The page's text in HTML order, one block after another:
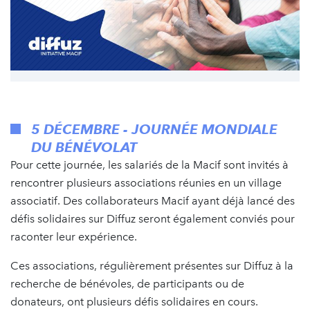
5 DÉCEMBRE - JOURNÉE MONDIALE
DU BÉNÉVOLAT
Pour cette journée, les salariés de la Macif sont invités à
rencontrer plusieurs associations réunies en un village
associatif. Des collaborateurs Macif ayant déjà lancé des
défis solidaires sur Diffuz seront également conviés pour
raconter leur expérience.
Ces associations, régulièrement présentes sur Diffuz à la
recherche de bénévoles, de participants ou de
donateurs, ont plusieurs défis solidaires en cours.